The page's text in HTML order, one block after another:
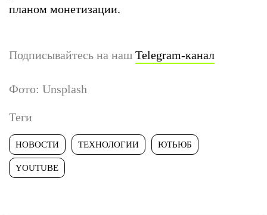
планом монетизации.
Подписывайтесь на наш Telegram-канал
Фото: Unsplash
Теги
НОВОСТИ ТЕХНОЛОГИИ ЮТЬЮБ
YOUTUBE